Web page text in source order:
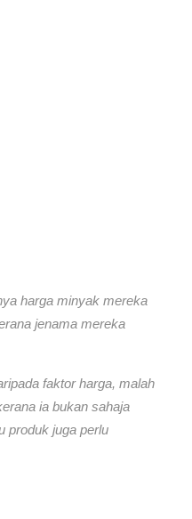
harga minyak mereka
jenama mereka
faktor harga, malah
ia bukan sahaja
produk juga perlu